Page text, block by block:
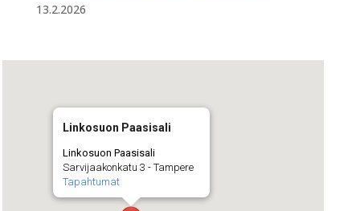
13.2.2026
Linkosuon Paasisali
Linkosuon Paasisali
Sarvijaakonkatu 3 - Tampere
Tapahtumat